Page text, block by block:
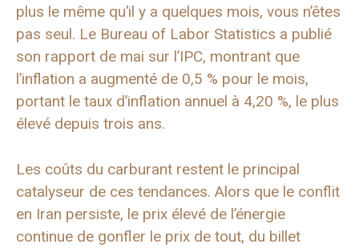
plus le même qu’il y a quelques mois, vous n’êtes
pas seul. Le Bureau of Labor Statistics a publié
son rapport de mai sur l’IPC, montrant que
l’inflation a augmenté de 0,5 % pour le mois,
portant le taux d’inflation annuel à 4,20 %, le plus
élevé depuis trois ans.
Les coûts du carburant restent le principal
catalyseur de ces tendances. Alors que le conflit
en Iran persiste, le prix élevé de l’énergie
continue de gonfler le prix de tout, du billet